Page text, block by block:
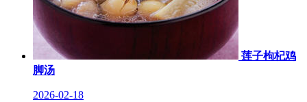
莲子枸杞鸡
脚汤
2026-02-18